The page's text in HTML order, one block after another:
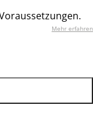
Mehr erfahren